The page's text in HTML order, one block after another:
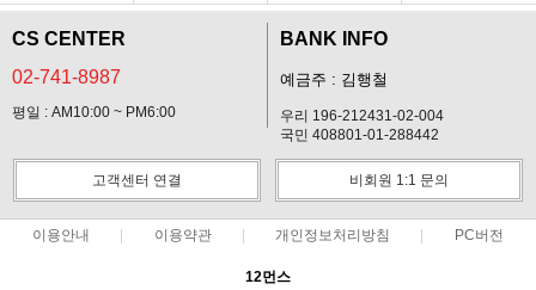
CS CENTER
02-741-8987
평일 : AM10:00 ~ PM6:00
BANK INFO
예금주 : 김행철
우리 196-212431-02-004
국민 408801-01-288442
고객센터 연결 비회원 1:1 문의
이용안내 이용약관 개인정보처리방침 PC버전
12먼스